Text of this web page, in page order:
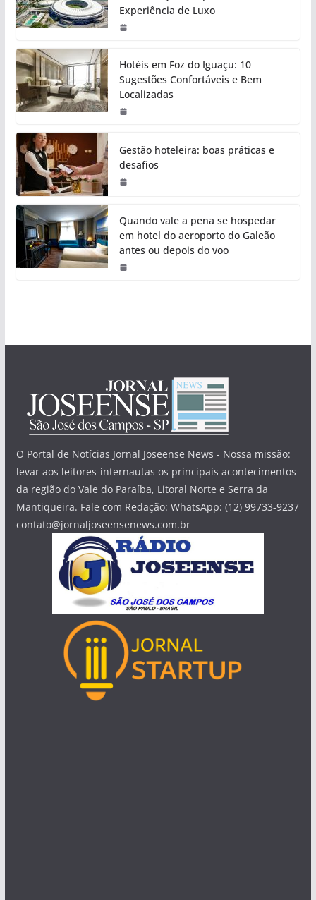
Experiência de Luxo
Hotéis em Foz do Iguaçu: 10
Sugestões Confortáveis e Bem
Localizadas
Gestão hoteleira: boas práticas e
desafios
Quando vale a pena se hospedar
em hotel do aeroporto do Galeão
antes ou depois do voo
O Portal de Notícias Jornal Joseense News - Nossa missão:
levar aos leitores-internautas os principais acontecimentos
da região do Vale do Paraíba, Litoral Norte e Serra da
Mantiqueira. Fale com Redação: WhatsApp: (12) 99733-9237
contato@jornaljoseensenews.com.br